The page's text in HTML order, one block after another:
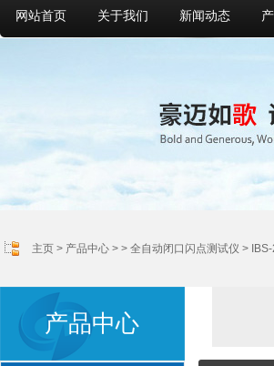
网站首页 关于我们 新闻动态
主页 > 产品中心 > > 全自动闭口闪点测试仪 >
产品中心